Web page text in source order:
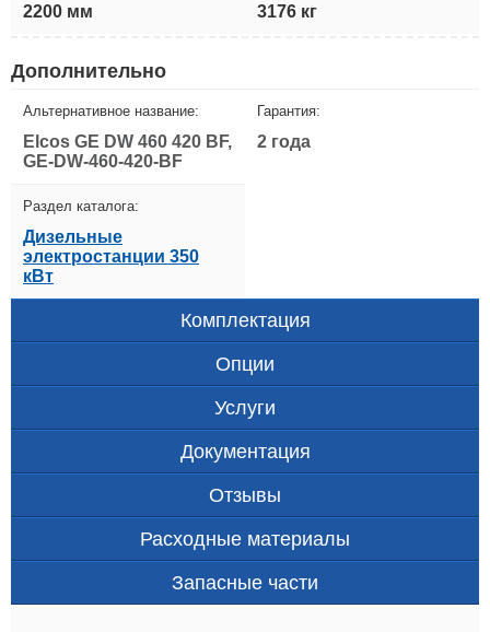
2200 мм 3176 кг
Дополнительно
Альтернативное название:
Elcos GE DW 460 420 BF,
GE-DW-460-420-BF
Гарантия:
2 года
Раздел каталога:
Дизельные
электростанции 350
кВт
Комплектация
Опции
Услуги
Документация
Отзывы
Расходные материалы
Запасные части